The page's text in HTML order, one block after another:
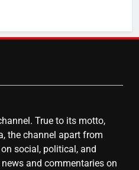
का बजट
पहले लालू परिवार पर बड़ा झटका,
कोर्ट ने IRCTC घोटाले में आरोप
True to its motto,
the channel apart from
social, political, and
and commentaries on